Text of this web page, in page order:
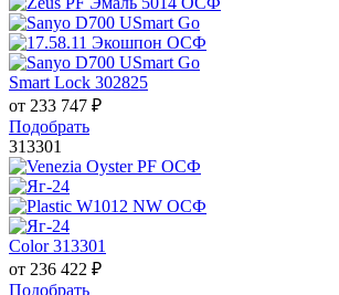
Smart Lock 302825
от 233 747 ₽
Подобрать
313301
Color 313301
от 236 422 ₽
Подобрать